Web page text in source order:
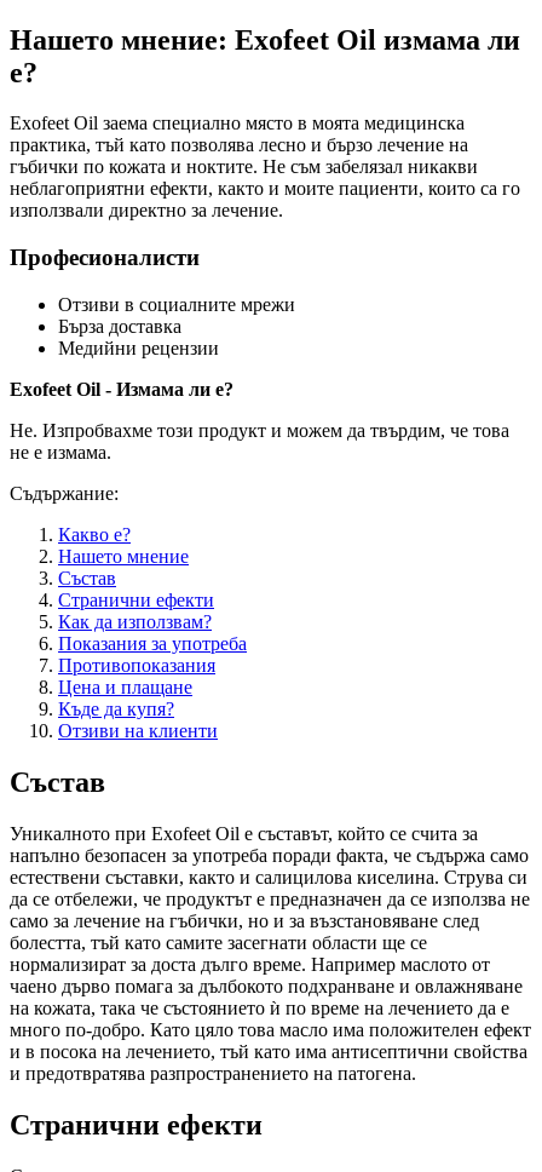
Нашето мнение: Exofeet Oil измама ли
е?
Exofeet Oil заема специално място в моята медицинска
практика, тъй като позволява лесно и бързо лечение на
гъбички по кожата и ноктите. Не съм забелязал никакви
неблагоприятни ефекти, както и моите пациенти, които са го
използвали директно за лечение.
Професионалисти
Отзиви в социалните мрежи
Бърза доставка
Медийни рецензии
Exofeet Oil - Измама ли е?
Не. Изпробвахме този продукт и можем да твърдим, че това
не е измама.
Съдържание:
Какво е?
Нашето мнение
Състав
Странични ефекти
Как да използвам?
Показания за употреба
Противопоказания
Цена и плащане
Къде да купя?
Отзиви на клиенти
Състав
Уникалното при Exofeet Oil е съставът, който се счита за
напълно безопасен за употреба поради факта, че съдържа само
естествени съставки, както и салицилова киселина. Струва си
да се отбележи, че продуктът е предназначен да се използва не
само за лечение на гъбички, но и за възстановяване след
болестта, тъй като самите засегнати области ще се
нормализират за доста дълго време. Например маслото от
чаено дърво помага за дълбокото подхранване и овлажняване
на кожата, така че състоянието ѝ по време на лечението да е
много по-добро. Като цяло това масло има положителен ефект
и в посока на лечението, тъй като има антисептични свойства
и предотвратява разпространението на патогена.
Странични ефекти